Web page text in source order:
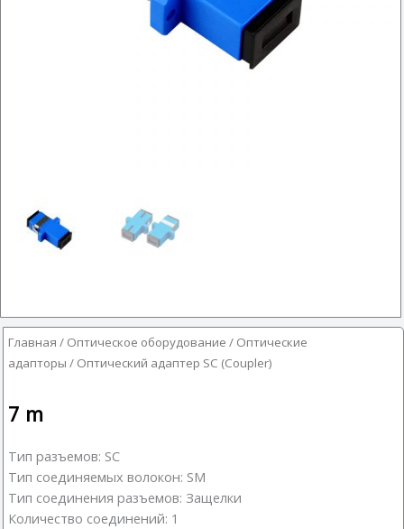
Главная / Оптическое оборудование / Оптические
адапторы / Оптический адаптер SC (Coupler)
7 m
Тип разъемов: SC
Тип соединяемых волокон: SM
Тип соединения разъемов: Защелки
Количество соединений: 1